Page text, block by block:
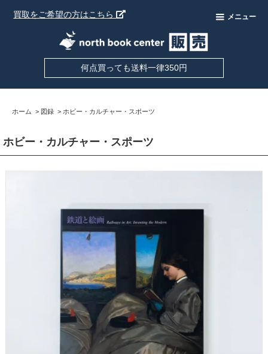
買取をご希望の方はこちら メニュー
何点買っても送料一律350円
ホーム > 図録 > ホビー・カルチャー・スポーツ
ホビー・カルチャー・スポーツ